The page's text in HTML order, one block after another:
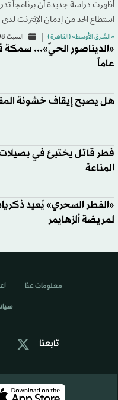
أظهرت دراسة جديدة أن برنامجاً
استطاع الحد من إدمان الإنترنت
«الشرق الأوسط» (القاهرة ) السبت 08/08 - 18:15
عاماً
هل يصبح إيقاف خشونة
فطر قاتل يختبئ في
المناعة
«الفطر السحري» يُعيد
لمريضة ألزهايمر
تابعنا
معلومات عنا